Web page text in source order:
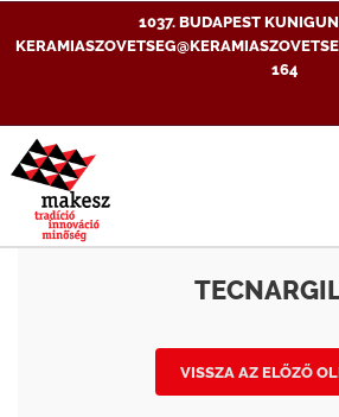
1037. BUDAPEST
164
VISSZA AZ ELŐZŐ